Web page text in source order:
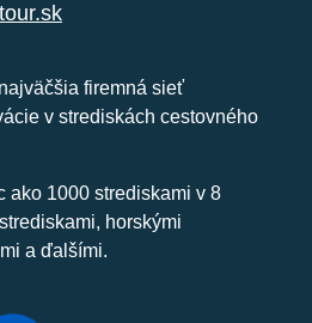
firemná sieť
v strediskách cestovného
ako 1000 strediskami v 8
horskými
a ďalšími.